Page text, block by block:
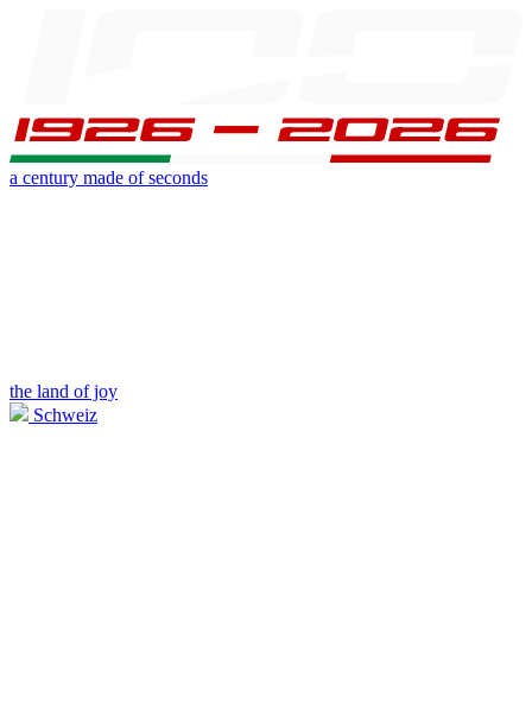
a century made of seconds
the land of joy
Schweiz